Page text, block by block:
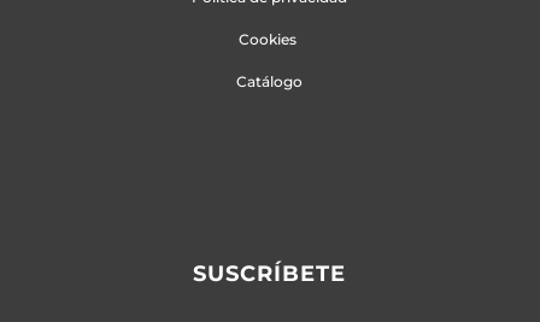
Cookies
Catálogo
SUSCRÍBETE